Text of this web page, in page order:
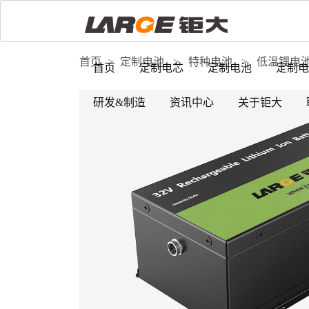
首页 定制电芯 定制电池 定制
研发&制造 资讯中心 关于钜大
首页 > 定制电池 > 特种电池 > 低温锂电